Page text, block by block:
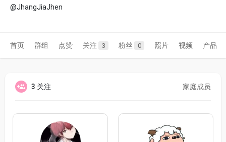
@JhangJiaJhen
首页 群组 点赞 关注 3 粉丝 0 照片 视频 产品
3 关注 家庭成员